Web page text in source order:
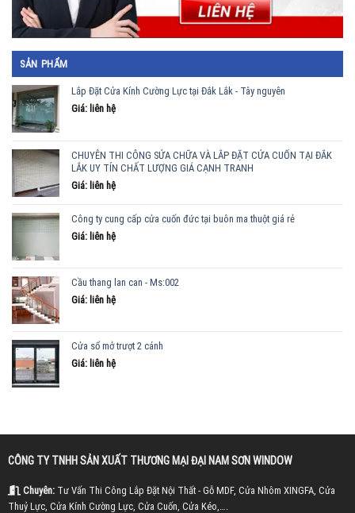
SẢN PHẨM
Lắp Đặt Cửa Kính Cường Lực tại Đắk Lắk - Tây nguyên
Giá: liên hệ
CHUYÊN THI CÔNG SỬA CHỮA VÀ LẮP ĐẶT CỬA CUỐN TẠI ĐẮK
LẮK UY TÍN CHẤT LƯỢNG GIÁ CẠNH TRANH
Giá: liên hệ
Công ty cung cấp cửa cuốn đức tại buôn ma thuột giá rẻ
Giá: liên hệ
Cầu thang lan can - Ms:002
Giá: liên hệ
Cửa sổ mở trượt 2 cánh
Giá: liên hệ
CÔNG TY TNHH SẢN XUẤT THƯƠNG MẠI ĐẠI NAM SƠN WINDOW
Chuyên:Tư Vấn Thi Công Lắp Đặt Nội Thất - Gỗ MDF, Cửa Nhôm XINGFA, Cửa
Thuỷ Lực, Cửa Kính Cường Lực, Cửa Cuốn, Cửa Kéo,….